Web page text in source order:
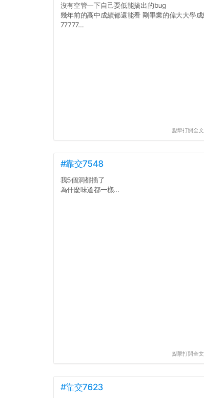
沒有空管一下自己耍低能搞出的bug
幾年前的高中成績都還能看 剛畢業的偉大大學
77777...
點擊打開全文
#靠交7548
我5個洞都插了
為什麼味道都一樣...
點擊打開全文
#靠交7623